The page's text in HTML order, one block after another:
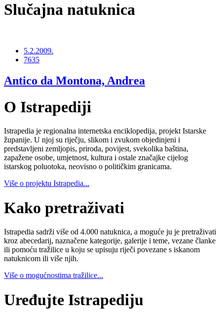
Slučajna natuknica
5.2.2009.
7635
Antico da Montona, Andrea
O Istrapediji
Istrapedia je regionalna internetska enciklopedija, projekt Istarske
županije. U njoj su riječju, slikom i zvukom objedinjeni i
predstavljeni zemljopis, priroda, povijest, svekolika baština,
zapažene osobe, umjetnost, kultura i ostale značajke cijelog
istarskog poluotoka, neovisno o političkim granicama.
Više o projektu Istrapedia...
Kako pretraživati
Istrapedia sadrži više od 4.000 natuknica, a moguće ju je pretraživati
kroz abecedarij, naznačene kategorije, galerije i teme, vezane članke
ili pomoću tražilice u koju se upisuju riječi povezane s iskanom
natuknicom ili više njih.
Više o mogućnostima tražilice...
Uređujte Istrapediju